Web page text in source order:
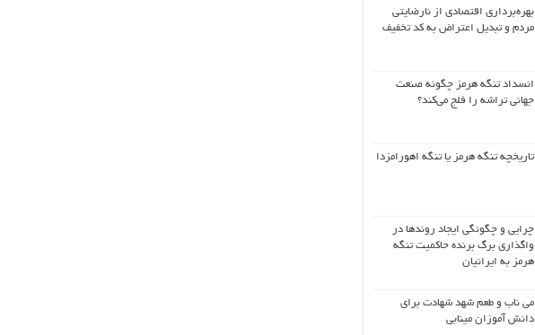
بهره‌برداری اقتصادی از نارضایتی
مردم و تبدیل اعتراض به کد تخفیف
انسداد تنگه هرمز چگونه صنعت
جهانی تراشه را فلج می‌کند؟
تاریخچه تنگه هرمز یا تنگه اهورامزدا
چرایی و چگونگی ایجاد روندها در
واگذاری برگ برنده حاکمیت تنگه
هرمز به ایرانیان
می ناب و طعم شهد شهادت برای
دانش آموزان مینابی